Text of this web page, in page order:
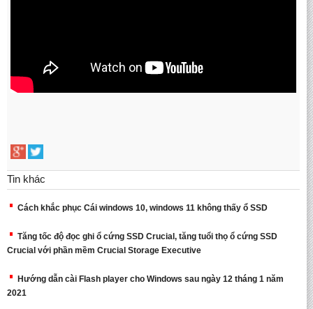
Tin khác
Cách khắc phục Cái windows 10, windows 11 không thấy ổ SSD
Tăng tốc độ đọc ghi ổ cứng SSD Crucial, tăng tuổi thọ ổ cứng SSD
Crucial với phần mềm Crucial Storage Executive
Hướng dẫn cài Flash player cho Windows sau ngày 12 tháng 1 năm
2021